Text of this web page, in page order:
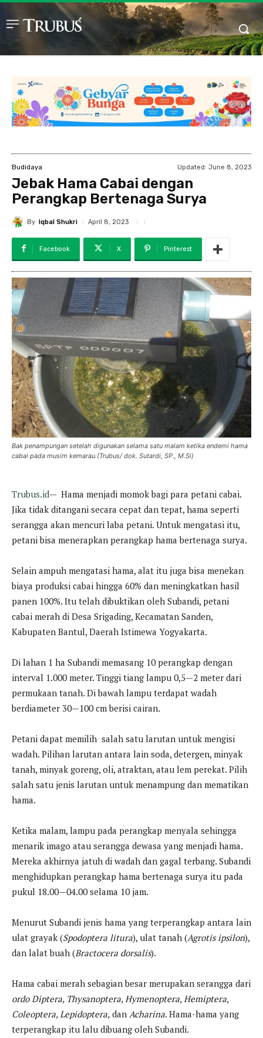
Budidaya Updated: June 8, 2023
Jebak Hama Cabai dengan
Perangkap Bertenaga Surya
By Iqbal Shukri April 8, 2023
Facebook X Pinterest
Bak penampungan setelah digunakan selama satu malam ketika endemi hama
cabai pada musim kemarau.(Trubus/ dok. Sutardi, SP., M.Si)
Trubus.id— Hama menjadi momok bagi para petani cabai.
Jika tidak ditangani secara cepat dan tepat, hama seperti
serangga akan mencuri laba petani. Untuk mengatasi itu,
petani bisa menerapkan perangkap hama bertenaga surya.
Selain ampuh mengatasi hama, alat itu juga bisa menekan
biaya produksi cabai hingga 60% dan meningkatkan hasil
panen 100%. Itu telah dibuktikan oleh Subandi, petani
cabai merah di Desa Srigading, Kecamatan Sanden,
Kabupaten Bantul, Daerah Istimewa Yogyakarta.
Di lahan 1 ha Subandi memasang 10 perangkap dengan
interval 1.000 meter. Tinggi tiang lampu 0,5—2 meter dari
permukaan tanah. Di bawah lampu terdapat wadah
berdiameter 30—100 cm berisi cairan.
Petani dapat memilih salah satu larutan untuk mengisi
wadah. Pilihan larutan antara lain soda, detergen, minyak
tanah, minyak goreng, oli, atraktan, atau lem perekat. Pilih
salah satu jenis larutan untuk menampung dan mematikan
hama.
Ketika malam, lampu pada perangkap menyala sehingga
menarik imago atau serangga dewasa yang menjadi hama.
Mereka akhirnya jatuh di wadah dan gagal terbang. Subandi
menghidupkan perangkap hama bertenaga surya itu pada
pukul 18.00—04.00 selama 10 jam.
Menurut Subandi jenis hama yang terperangkap antara lain
ulat grayak (Spodoptera litura), ulat tanah (Agrotis ipsilon),
dan lalat buah (Bractocera dorsalis).
Hama cabai merah sebagian besar merupakan serangga dari
ordo Diptera, Thysanoptera, Hymenoptera, Hemiptera,
Coleoptera, Lepidoptera, dan Acharina. Hama-hama yang
terperangkap itu lalu dibuang oleh Subandi.